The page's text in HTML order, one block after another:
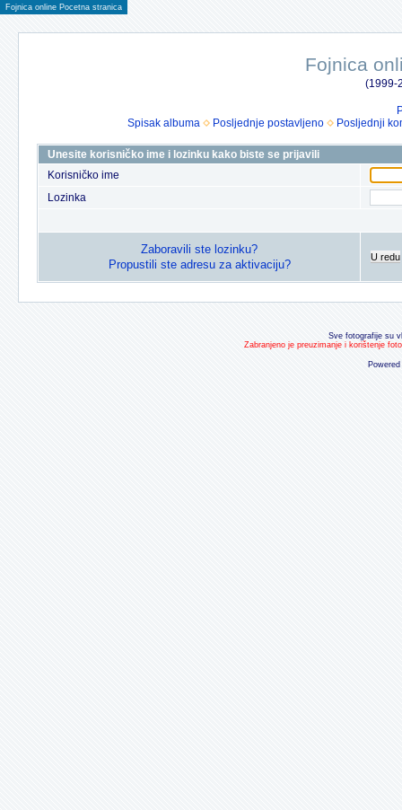
Fojnica online Pocetna stranica
Fojnica
(1999-
Spisak albuma
Posljednje postavljeno Posljednji
Unesite korisničko ime i lozinku kako biste se prijavili
Korisničko ime
Lozinka
Zaboravili ste lozinku?
Propustili ste adresu za aktivaciju?
U redu
Sve fotografije su
Zabranjeno je preuzimanje i korištenje